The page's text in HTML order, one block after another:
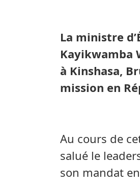
La ministre
Kayikwamba
à Kinshasa,
mission en
Au cours de
salué le
son mandat